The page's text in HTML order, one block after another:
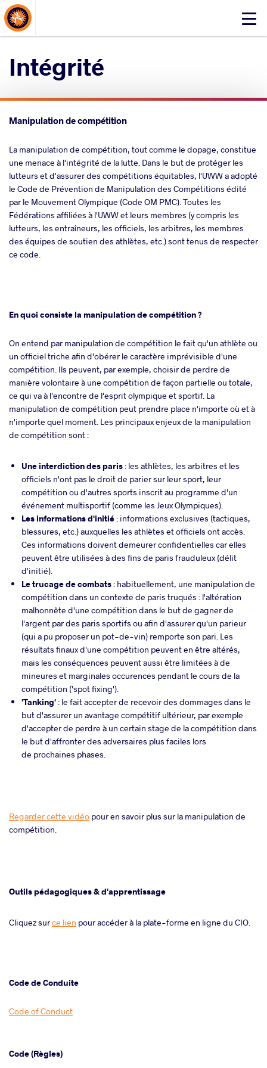
Click
About Events
Intégrité
Manipulation de compétition
La manipulation de compétition, tout comme le dopage, constitue
une menace à l'intégrité de la lutte. Dans le but de protéger les
lutteurs et d'assurer des compétitions équitables, l'UWW a adopté
le Code de Prévention de Manipulation des Compétitions édité
par le Mouvement Olympique (Code OM PMC). Toutes les
Fédérations affiliées à l'UWW et leurs membres (y compris les
lutteurs, les entraîneurs, les officiels, les arbitres, les membres
des équipes de soutien des athlètes, etc.) sont tenus de respecter
ce code.
En quoi consiste la manipulation de compétition ?
On entend par manipulation de compétition le fait qu'un athlète ou
un officiel triche afin d'obérer le caractère imprévisible d'une
compétition. Ils peuvent, par exemple, choisir de perdre de
manière volontaire à une compétition de façon partielle ou totale,
ce qui va à l'encontre de l'esprit olympique et sportif. La
manipulation de compétition peut prendre place n'importe où et à
n'importe quel moment. Les principaux enjeux de la manipulation
de compétition sont :
Uneinterdiction des paris: les athlètes, les arbitres et les
officiels n'ont pas le droit de parier sur leur sport, leur
compétition ou d'autres sports inscrit au programme d'un
événement multisportif (comme les Jeux Olympiques).
Les informations d'initié: informations exclusives (tactiques,
blessures, etc.) auxquelles les athlètes et officiels ont accès.
Ces informations doivent demeurer confidentielles car elles
peuvent être utilisées à des fins de paris frauduleux (délit
d'initié).
Le trucage de combats: habituellement, une manipulation de
compétition dans un contexte de paris truqués : l'altération
malhonnête d'une compétition dans le but de gagner de
l'argent par des paris sportifs ou afin d'assurer qu'un parieur
(qui a pu proposer un pot-de-vin) remporte son pari. Les
résultats finaux d'une compétition peuvent en être altérés,
mais les conséquences peuvent aussi être limitées à de
mineures et marginales occurences pendant le cours de la
compétition ('spot fixing').
'Tanking': le fait accepter de recevoir des dommages dans le
but d'assurer un avantage compétitif ultérieur, par exemple
d'accepter de perdre à un certain stage de la compétition dans
le but d'affronter des adversaires plus faciles lors
de prochaines phases.
Regarder cette vidéo pour en savoir plus sur la manipulation de
compétition.
Outils pédagogiques & d'apprentissage
Cliquez surce lien pour accéder à la plate-forme en ligne du CIO.
Code de Conduite
Code of Conduct
Code (Règles)